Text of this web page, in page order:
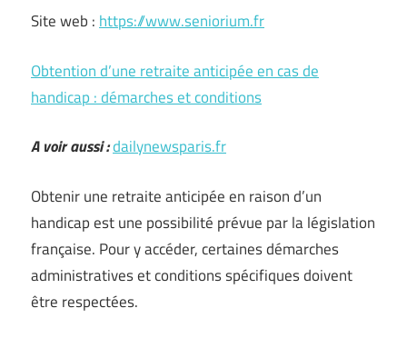
Site web : https://www.seniorium.fr
Obtention d’une retraite anticipée en cas de
handicap : démarches et conditions
A voir aussi :dailynewsparis.fr
Obtenir une retraite anticipée en raison d’un
handicap est une possibilité prévue par la législation
française. Pour y accéder, certaines démarches
administratives et conditions spécifiques doivent
être respectées.